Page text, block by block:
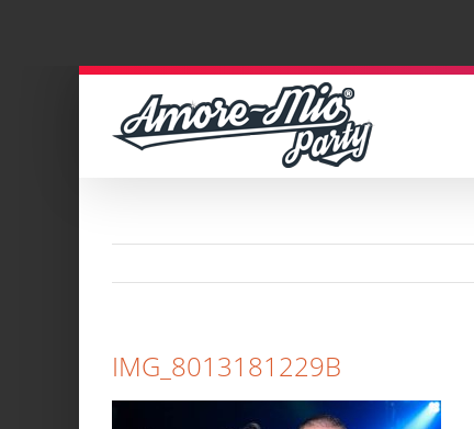
IMG_8013181229B